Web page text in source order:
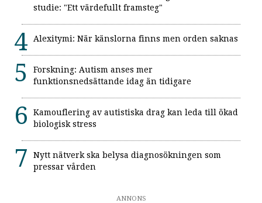
studie: "Ett värdefullt framsteg"
Alexitymi: När känslorna finns men orden saknas
Forskning: Autism anses mer
funktionsnedsättande idag än tidigare
Kamouflering av autistiska drag kan leda till ökad
biologisk stress
Nytt nätverk ska belysa diagnosökningen som
pressar vården
ANNONS